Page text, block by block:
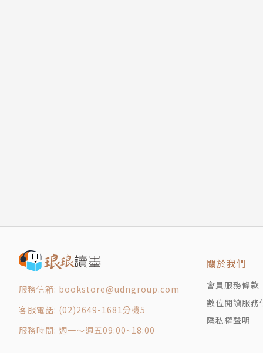
服務信箱: bookstore@udngroup.com
客服電話: (02)2649-1681分機5
服務時間: 週一～週五09:00~18:00
關於我們
會員服務條款
數位閱讀服務
隱私權聲明